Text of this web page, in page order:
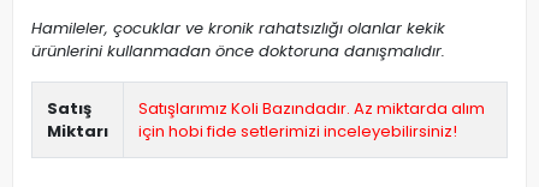
Hamileler, çocuklar ve kronik rahatsızlığı olanlar kekik
ürünlerini kullanmadan önce doktoruna danışmalıdır.
Satış
Miktarı
Satışlarımız Koli Bazındadır. Az miktarda alım
için hobi fide setlerimizi inceleyebilirsiniz!